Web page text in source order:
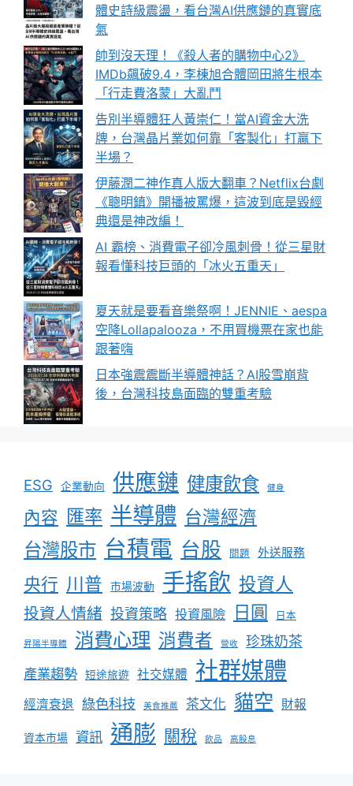
體史詩級震盪，看台灣AI供應鏈的真實底
氣
帥到沒天理！《殺人者的購物中心2》
IMDb飆破9.4，李棟旭合體岡田將生根本
「行走費洛蒙」大亂鬥
告別半導體狂人黃崇仁！當AI資金大洗
牌，台灣晶片業如何靠「客製化」打贏下
半場？
伊藤潤二神作真人版大翻車？Netflix台劇
《聰明鎮》開播被罵爆，這波到底是毀經
典還是神改編！
AI 霸榜、消費電子卻冷風刺骨！從三星財
報看懂科技巨頭的「冰火五重天」
夏天就是要看音樂祭啊！JENNIE、aespa
空降Lollapalooza，不用買機票在家也能
跟著嗨
日本強震震斷半導體神話？AI股雪崩背
後，台灣科技島面臨的雙重考驗
ESG 企業動向 供應鏈 健康飲食 健身
內容 匯率 半導體 台灣經濟
台灣股市 台積電 台股 問題 外送服務
央行 川普 市場波動 手搖飲 投資人
投資人情緒 投資策略 投資風險 日圓 日本
昇陽半導體 消費心理 消費者 營收
珍珠奶茶
產業趨勢
短途旅遊 社交媒體 社群媒體
經濟衰退 綠色科技 美食推薦 茶文化 貓空 財報
資本市場 資訊 通膨 關稅 飲品 高股息